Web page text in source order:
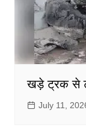
खड़े ट्रक से
July 11,